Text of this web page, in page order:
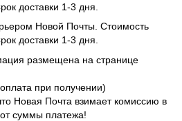
доставки 1-3 дня.
Новой Почты. Стоимость
доставки 1-3 дня.
размещена на странице
при получении)
Новая Почта взимает комиссию в
суммы платежа!